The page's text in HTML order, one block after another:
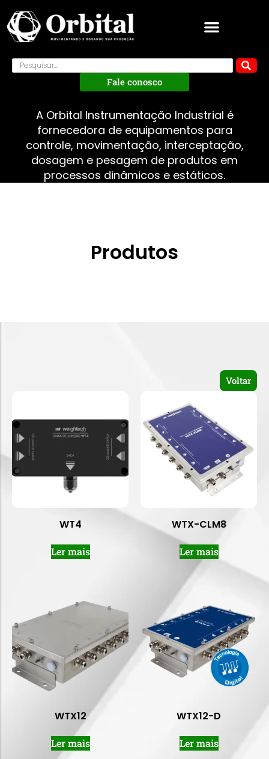
Fale conosco
A Orbital Instrumentação Industrial é
fornecedora de equipamentos para
controle, movimentação, interceptação,
dosagem e pesagem de produtos em
processos dinâmicos e estáticos.
Produtos
Voltar
WT4
Ler mais
WTX-CLM8
Ler mais
WTX12
Ler mais
WTX12-D
Ler mais